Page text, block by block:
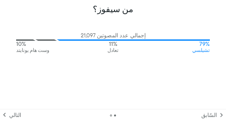
من سيفوز؟
إجمالي عدد المصوتين 21,097
79%
تشيلسي
11%
تعادل
10%
وست هام يونايتد
السّابق التالي